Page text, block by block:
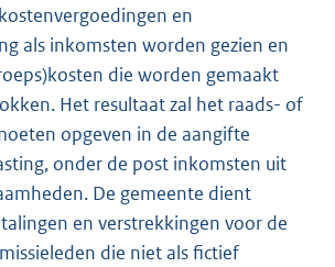
en
als inkomsten worden gezien en
die worden gemaakt
Het resultaat zal het raads- of
opgeven in de aangifte
onder de post inkomsten uit
De gemeente dient
en verstrekkingen voor de
die niet als fictief